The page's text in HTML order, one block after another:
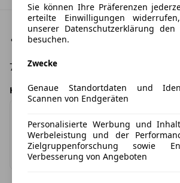
Fahrzeugstandort
72458, Albstadt
Händlerangebot von
bhg Autohandelsgesellschaft mbH
Impressum & Datenschutz
Sie können Ihre Präferenzen
erteilte Einwilligungen
unserer Datenschutzerklärung den
besuchen.
Zwecke
Genaue Standortdaten und
Scannen von Endgeräten
Personalisierte Werbung und
Werbeleistung und der
Zielgruppenforschung sowie
Verbesserung von Angeboten